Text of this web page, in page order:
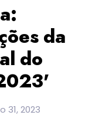
da
do
31, 2023